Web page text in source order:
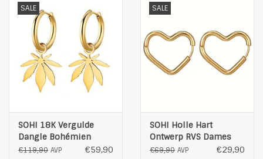
Materiaal oornaald: zilver
Kleur: goudkleurig
SALE
SOHI 18K Vergulde
Dangle Bohémien
Oorbellen, goudkleurig
€119,90 AVP €59,90
SALE
SOHI Holle Hart
Ontwerp RVS Dames
Oorbellen ,
€69,90 AVP €29,90